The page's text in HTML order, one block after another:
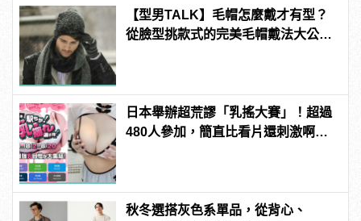
【型男TALK】毛帽怎麼戴才有型？
從臉型挑款式的完美毛帽戴法大公
日本舉辦超荒謬「乳搖大賽」！超過
480人參加，簡直比看片還刺激啊！ |
秋冬選搭灰色系單品，從背心、